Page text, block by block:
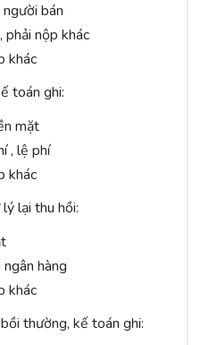
bán
nộp khác
khác
toán ghi:
mặt
, lệ phí
khác
lại thu hồi:
hàng
khác
thường, kế toán ghi: